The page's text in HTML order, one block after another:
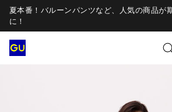
夏本番！バルーンパンツなど、人気の商品が
に！